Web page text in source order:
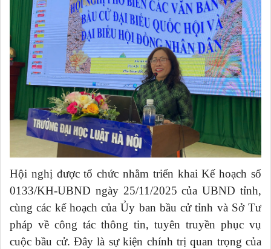
Hội nghị được tổ chức nhằm triển khai Kế hoạch số
0133/KH-UBND ngày 25/11/2025 của UBND tỉnh,
cùng các kế hoạch của Ủy ban bầu cử tỉnh và Sở Tư
pháp về công tác thông tin, tuyên truyền phục vụ
cuộc bầu cử. Đây là sự kiện chính trị quan trọng của